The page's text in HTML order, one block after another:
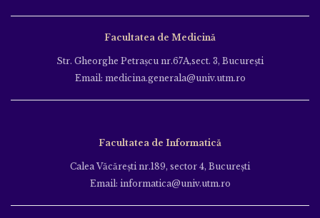
Facultatea de Medicină
Str. Gheorghe Petraşcu nr.67A,sect. 3, Bucureşti
Email: medicina.generala@univ.utm.ro
Facultatea de Informatică
Calea Văcăreşti nr.189, sector 4, Bucureşti
Email: informatica@univ.utm.ro